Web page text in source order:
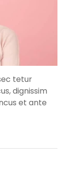
tetur
dignissim
et ante